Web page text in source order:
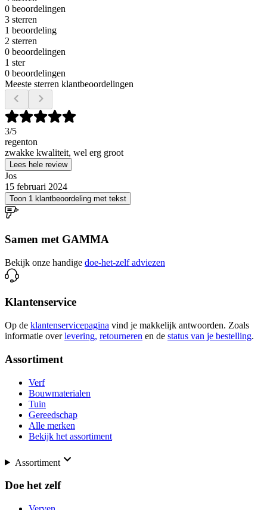
0 beoordelingen
3 sterren
1 beoordeling
2 sterren
0 beoordelingen
1 ster
0 beoordelingen
Meeste sterren klantbeoordelingen
3/5
regenton
zwakke kwaliteit, wel erg groot
Lees hele review
Jos
15 februari 2024
Toon 1 klantbeoordeling met tekst
Samen met GAMMA
Bekijk onze handige doe-het-zelf adviezen
Klantenservice
Op de klantenservicepagina vind je makkelijk antwoorden. Zoals
informatie over levering, retourneren en de status van je bestelling.
Assortiment
Verf
Bouwmaterialen
Tuin
Gereedschap
Alle merken
Bekijk het assortiment
Assortiment
Doe het zelf